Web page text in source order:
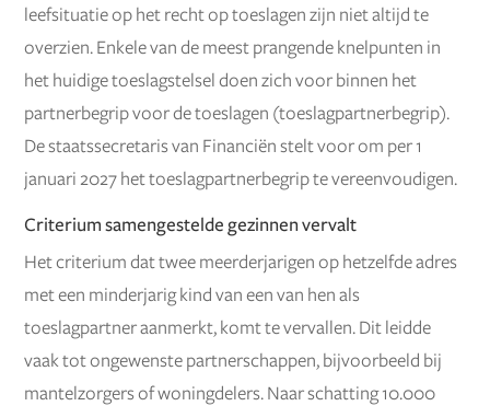
leefsituatie op het recht op toeslagen zijn niet altijd te
overzien. Enkele van de meest prangende knelpunten in
het huidige toeslagstelsel doen zich voor binnen het
partnerbegrip voor de toeslagen (toeslagpartnerbegrip).
De staatssecretaris van Financiën stelt voor om per 1
januari 2027 het toeslagpartnerbegrip te vereenvoudigen.
Criterium samengestelde gezinnen vervalt
Het criterium dat twee meerderjarigen op hetzelfde adres
met een minderjarig kind van een van hen als
toeslagpartner aanmerkt, komt te vervallen. Dit leidde
vaak tot ongewenste partnerschappen, bijvoorbeeld bij
mantelzorgers of woningdelers. Naar schatting 10.000